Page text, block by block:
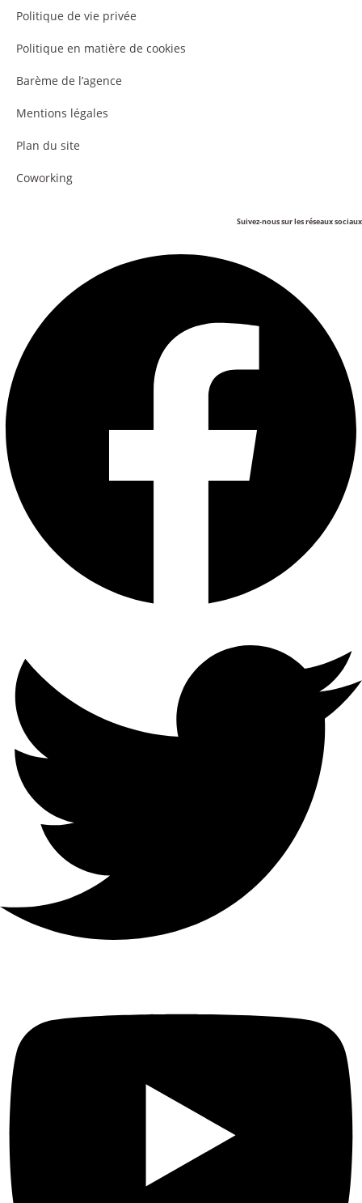
Politique de vie privée
Politique en matière de cookies
Barème de l’agence
Mentions légales
Plan du site
Coworking
Suivez-nous sur les réseaux sociaux